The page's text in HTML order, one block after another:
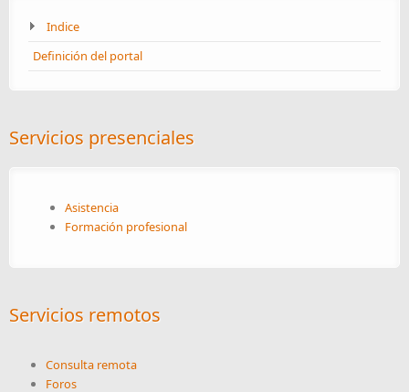
Indice
Definición del portal
Servicios presenciales
Asistencia
Formación profesional
Servicios remotos
Consulta remota
Foros